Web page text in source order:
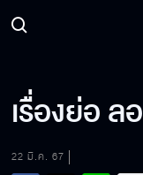
เรื่องย่อ
22 มี.ค. 67